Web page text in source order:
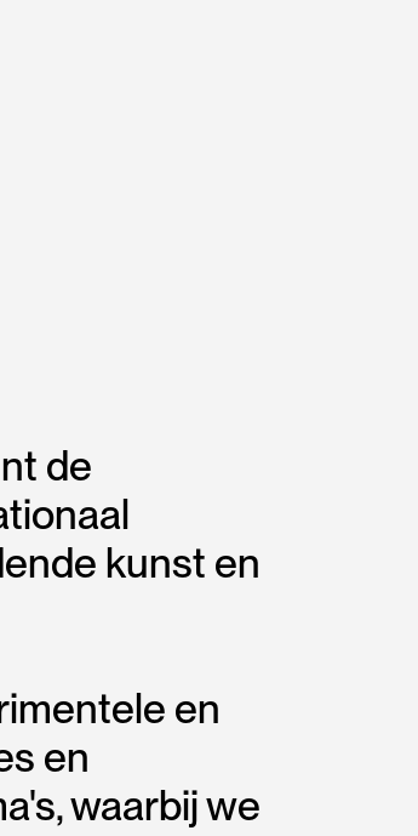
de
kunst en
en
en
waarbij we